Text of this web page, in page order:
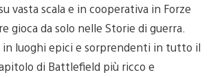
vasta scala e in cooperativa in Forze
gioca da solo nelle Storie di guerra.
luoghi epici e sorprendenti in tutto il
di Battlefield più ricco e